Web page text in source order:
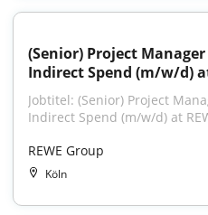
(Senior) Project
Indirect Spend (m/w/d)
Jobtitel: (Senior) Project
Indirect Spend (m/w/d) at
REWE Group
Köln